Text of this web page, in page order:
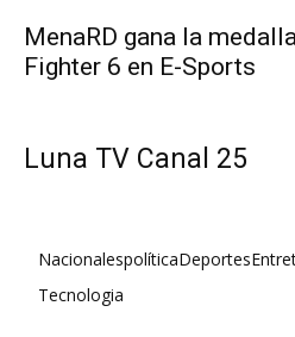
MenaRD gana la
Fighter 6 en E-Sports
Luna TV Canal 25
NacionalespolíticaDeportes
Tecnologia